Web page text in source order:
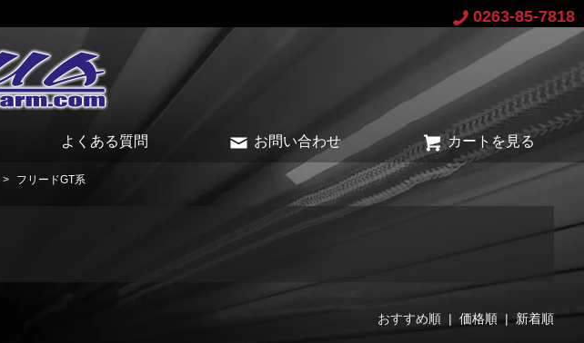
0263-85-7818
よくある質問 お問い合わせ カートを見る
> フリードGT系
おすすめ順 | 価格順|新着順